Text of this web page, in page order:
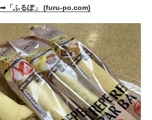
➡ 「ふるぽ」 (furu-po.com)